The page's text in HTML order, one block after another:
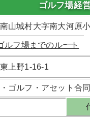
ゴルフ場経
山城村大字南大河原
ルフ場までのルート
上野1-16-1
ゴルフ・アセット合